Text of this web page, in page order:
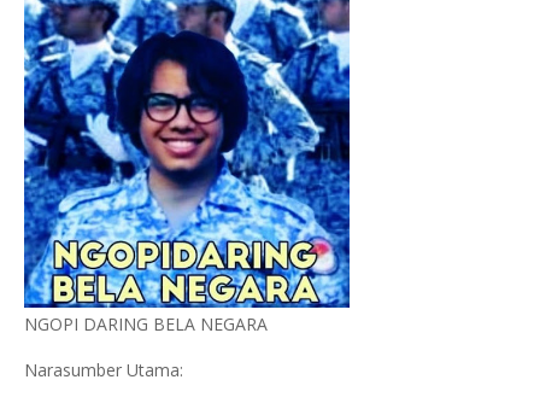
NGOPI DARING BELA NEGARA
Narasumber Utama: